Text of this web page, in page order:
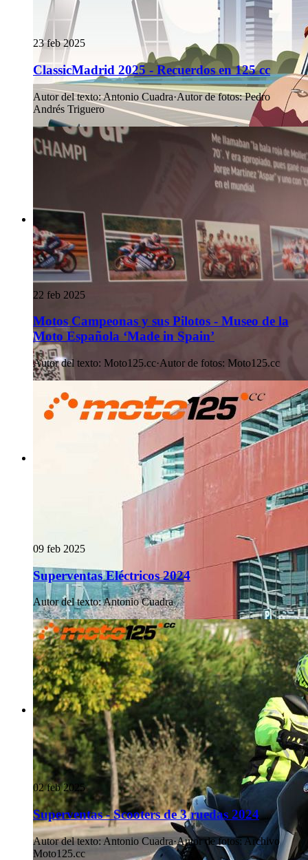
23 feb 2025
ClassicMadrid 2025 - Recuerdos en 125 cc
Autor del texto:Antonio Cuadra·Autor de fotos: Pedro
Andrés Triguero
22 feb 2025
Motos Campeonas y sus Pilotos - Museo de la
Moto Española ‘Made in Spain’
Autor del texto: Moto125.cc·Autor de fotos: Moto125.cc
09 feb 2025
Superventas Eléctricos 2024
Autor del texto:Antonio Cuadra
02 feb 2025
Superventas - Scooters de 3 ruedas 2024
Autor del texto:Antonio Cuadra·Autor de fotos:Archivo
Moto125.cc